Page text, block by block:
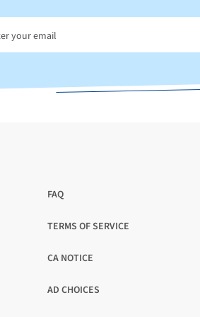
FAQ
TERMS OF SERVICE
OPENS
A
TAB
CA NOTICE
OPENS
A
AD CHOICES
OPENS